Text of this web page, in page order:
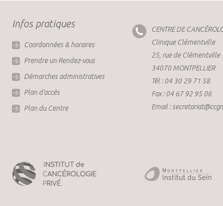
Infos pratiques
Coordonnées & horaires
Prendre un Rendez-vous
Démarches administratives
Plan d'accès
Plan du Centre
CENTRE DE
Clinique Clémentville
25, rue de Clémentville
34070 MONTPELLIER
Tél : 04 30 29 71 58
Fax : 04 67 92 95 06
Email :